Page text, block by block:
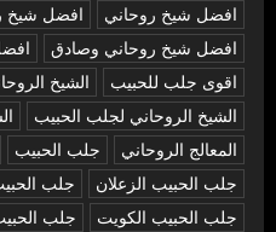
افضل شيخ روحاني
افضل شيخ
افضل شيخ روحاني وصادق
اقوى جلب للحبيب
الشيخ
الشيخ الروحاني لجلب الحبيب
المعالج الروحاني
جلب الحبيب
جلب الحبيب الزعلان
جلب
جلب الحبيب الكويت
جلب